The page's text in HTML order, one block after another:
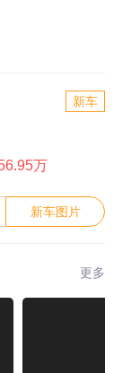
新车
万
新车图片
更多